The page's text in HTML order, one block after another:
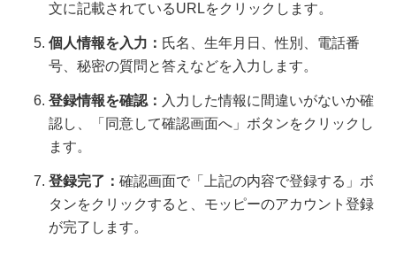
文に記載されているURLをクリックします。
個人情報を入力： 氏名、生年月日、性別、電話番
号、秘密の質問と答えなどを入力します。
登録情報を確認： 入力した情報に間違いがないか確
認し、「同意して確認画面へ」ボタンをクリックし
ます。
登録完了： 確認画面で「上記の内容で登録する」ボ
タンをクリックすると、モッピーのアカウント登録
が完了します。